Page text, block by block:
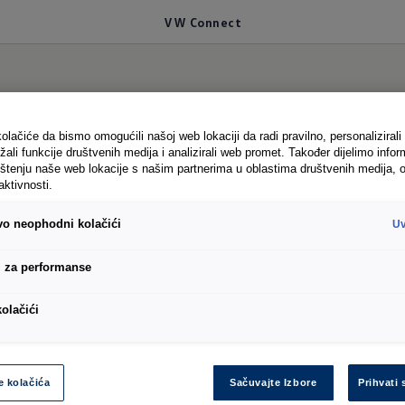
VW Connect
- a sa mobilnim online uslugama VW Connect
svakodnevnom radnom životu. Ovisno o opremi,
vam olakšavaju posao. Vaš Volkswagen servisni
je obaviješten o porukama upozorenja. Nakon
i povezani direktno putem vašeg pametnog
i omogućava vam da lako kontrolišete
vrata na daljinu ili pronaći svoje parkirano vozilo
da bismo omogućili našoj web lokaciji da radi pravilno, personalizirali
funkcije društvenih medija i analizirali web promet. Također dijelimo
naše web lokacije s našim partnerima u oblastima društvenih medija,
neophodni kolačići
za performanse
kolačića Sačuvajte Izbore Prihvati